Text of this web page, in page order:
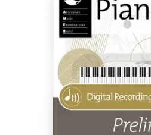
둘러보기